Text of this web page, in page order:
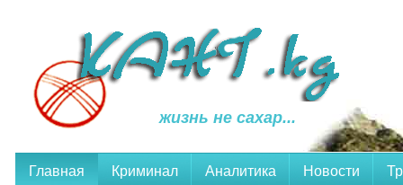
жизнь не сахар...
Главная Криминал Аналитика Новости